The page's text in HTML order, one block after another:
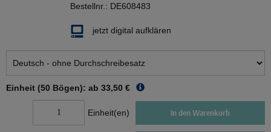
Bestellnr.: DE608483
jetzt digital aufklären
Einheit (50 Bögen): ab 33,50 €
Einheit(en) In den Warenkorb